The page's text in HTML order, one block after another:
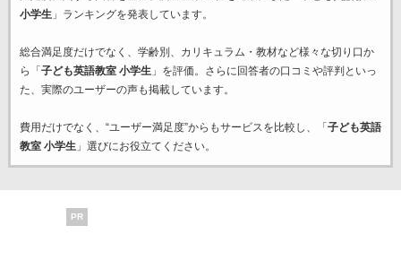
小学生」ランキングを発表しています。
総合満足度だけでなく、学齢別、カリキュラム・教材など様々な切り口か
ら「 子ども英語教室 小学生」を評価。さらに回答者の口コミや評判といっ
た、実際のユーザーの声も掲載しています。
費用だけでなく、“ユーザー満足度”からもサービスを比較し、「 子ども英語
教室 小学生」選びにお役立てください。
PR